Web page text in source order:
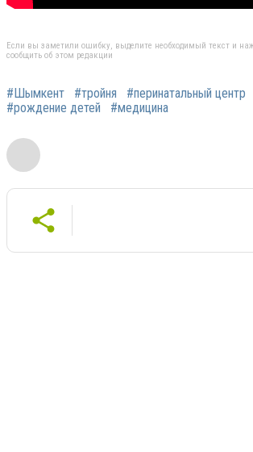
Если вы заметили ошибку, выделите необходимый текст и
сообщить об этом редакции
#Шымкент #тройня
#перинатальный центр
#рождение детей
#медицина